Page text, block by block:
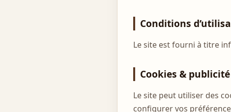
Conditions
Le site est fourni à titre
Cookies & publicité
Le site peut utiliser des
configurer vos